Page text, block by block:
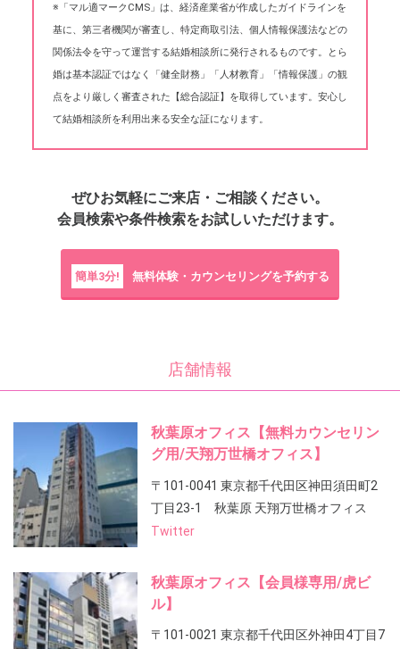
※「マル適マークCMS」は、経済産業省が作成したガイドラインを
基に、第三者機関が審査し、特定商取引法、個人情報保護法などの
関係法令を守って運営する結婚相談所に発行されるものです。とら
婚は基本認証ではなく「健全財務」「人材教育」「情報保護」の観
点をより厳しく審査された【総合認証】を取得しています。安心し
て結婚相談所を利用出来る安全な証になります。
ぜひお気軽にご来店・ご相談ください。
会員検索や条件検索をお試しいただけます。
簡単3分! 無料体験・カウンセリングを予約する
店舗情報
秋葉原オフィス【無料カウンセリン
グ用/天翔万世橋オフィス】
〒101-0041 東京都千代田区神田須田町2
丁目23-1 秋葉原 天翔万世橋オフィス
Twitter
秋葉原オフィス【会員様専用/虎ビ
ル】
〒101-0021 東京都千代田区外神田4丁目7